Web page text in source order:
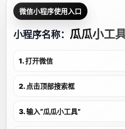
微信小程序使用入口
小程序名称： 瓜瓜小工
1. 打开微信
2. 点击顶部搜索框
3. 输入“瓜瓜小工具”